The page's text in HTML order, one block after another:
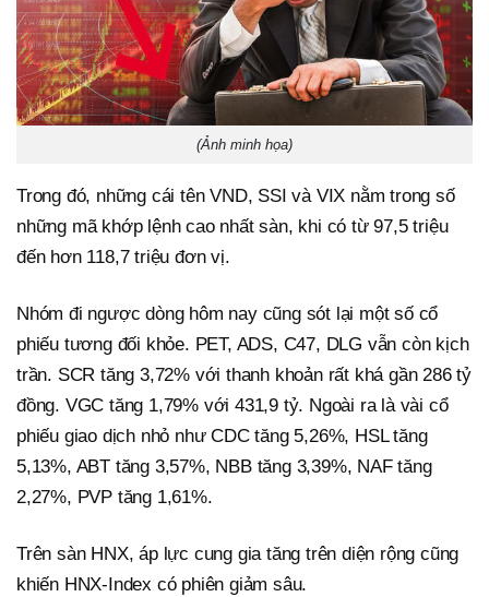
(Ảnh minh họa)
Trong đó, những cái tên VND, SSI và VIX nằm trong số
những mã khớp lệnh cao nhất sàn, khi có từ 97,5 triệu
đến hơn 118,7 triệu đơn vị.
Nhóm đi ngược dòng hôm nay cũng sót lại một số cổ
phiếu tương đối khỏe. PET, ADS, C47, DLG vẫn còn kịch
trần. SCR tăng 3,72% với thanh khoản rất khá gần 286 tỷ
đồng. VGC tăng 1,79% với 431,9 tỷ. Ngoài ra là vài cổ
phiếu giao dịch nhỏ như CDC tăng 5,26%, HSL tăng
5,13%, ABT tăng 3,57%, NBB tăng 3,39%, NAF tăng
2,27%, PVP tăng 1,61%.
Trên sàn HNX, áp lực cung gia tăng trên diện rộng cũng
khiến HNX-Index có phiên giảm sâu.